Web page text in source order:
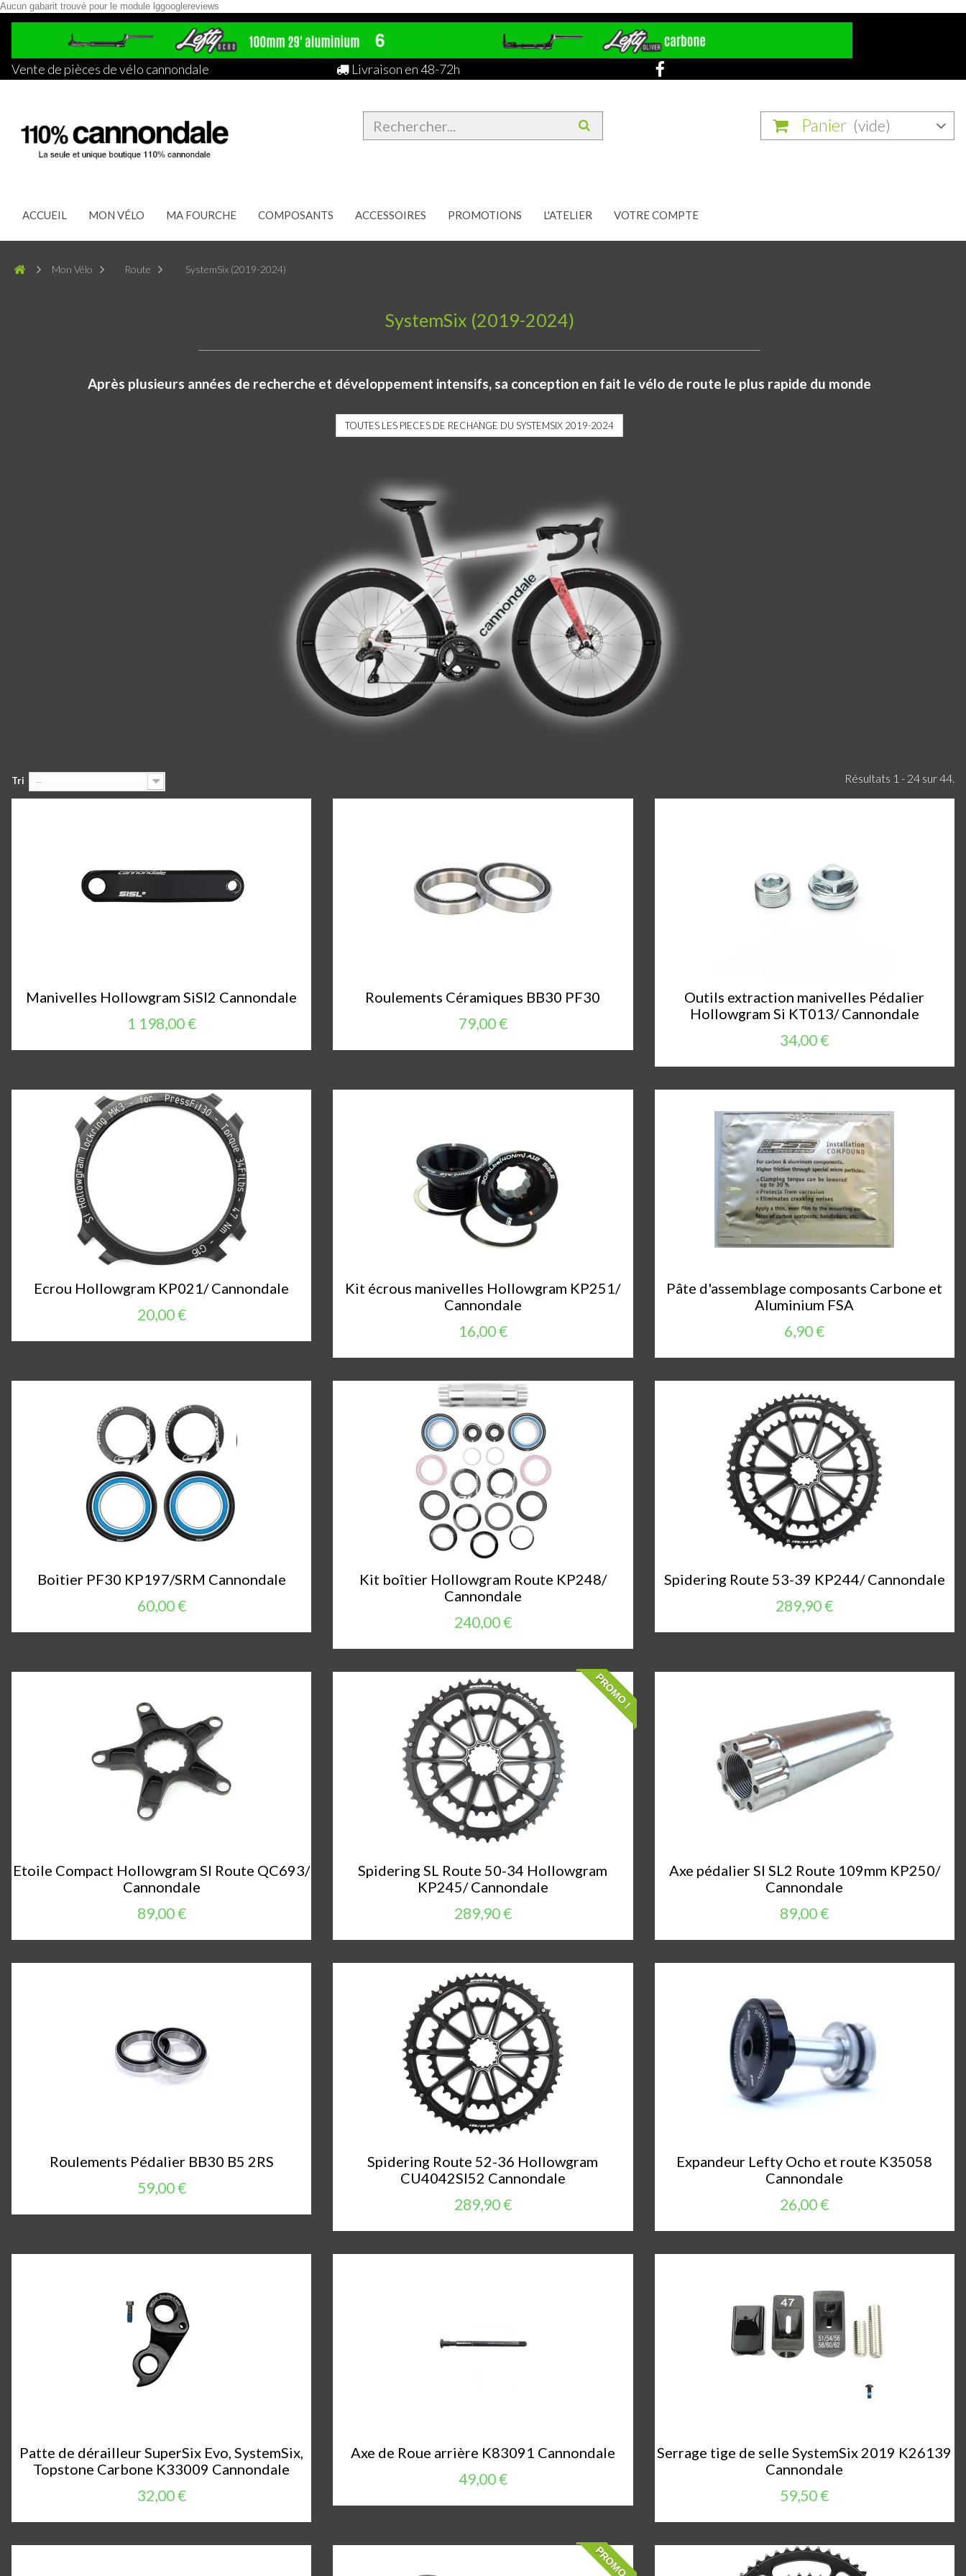
Aucun gabarit trouvé pour le module lggooglereviews
Vente de pièces de vélo cannondale Livraison en 48-72h
Panier (vide)
ACCUEIL MON VÉLO MA FOURCHE COMPOSANTS ACCESSOIRES PROMOTIONS L'ATELIER VOTRE COMPTE
Mon Vélo Route SystemSix (2019-2024)
SystemSix (2019-2024)
Après plusieurs années de recherche et développement intensifs, sa conception en fait le vélo de route le plus rapide du monde
TOUTES LES PIECES DE RECHANGE DU SYSTEMSIX 2019-2024
Tri -- Résultats 1 - 24 sur 44.
Manivelles Hollowgram SiSl2 Cannondale
1 198,00 €
Roulements Céramiques BB30 PF30
79,00 €
Outils extraction manivelles Pédalier
Hollowgram Si KT013/ Cannondale
34,00 €
Ecrou Hollowgram KP021/ Cannondale
20,00 €
Kit écrous manivelles Hollowgram KP251/
Cannondale
16,00 €
Pâte d'assemblage composants Carbone et
Aluminium FSA
6,90 €
Boitier PF30 KP197/SRM Cannondale
60,00 €
Kit boîtier Hollowgram Route KP248/
Cannondale
240,00 €
Spidering Route 53-39 KP244/ Cannondale
289,90 €
Etoile Compact Hollowgram SI Route QC693/
Cannondale
89,00 €
PROMO !
Spidering SL Route 50-34 Hollowgram
KP245/ Cannondale
289,90 €
Axe pédalier SI SL2 Route 109mm KP250/
Cannondale
89,00 €
Roulements Pédalier BB30 B5 2RS
59,00 €
Spidering Route 52-36 Hollowgram
CU4042SI52 Cannondale
289,90 €
Expandeur Lefty Ocho et route K35058
Cannondale
26,00 €
Patte de dérailleur SuperSix Evo, SystemSix,
Topstone Carbone K33009 Cannondale
32,00 €
Axe de Roue arrière K83091 Cannondale
49,00 €
Serrage tige de selle SystemSix 2019 K26139
Cannondale
59,50 €
PROMO !